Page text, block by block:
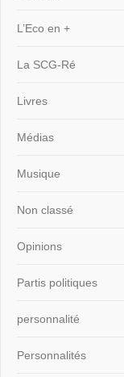
L’Eco en +
La SCG-Ré
Livres
Médias
Musique
Non classé
Opinions
Partis politiques
personnalité
Personnalités